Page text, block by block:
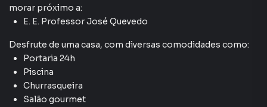
morar próximo a:
E. E. Professor José Quevedo
Desfrute de uma casa, com diversas comodidades como:
Portaria 24h
Piscina
Churrasqueira
Salão gourmet